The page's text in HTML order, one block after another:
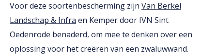
Voor deze soortenbescherming zijn Van Berkel
Landschap & Infra en Kemper door IVN Sint
Oedenrode benaderd, om mee te denken over een
oplossing voor het creëren van een zwaluwwand.